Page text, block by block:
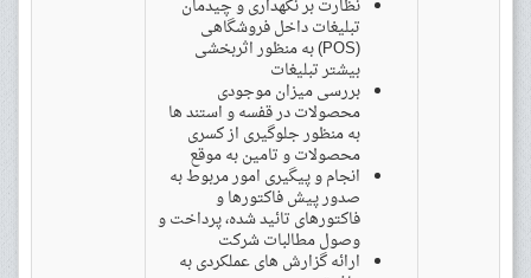
نظارت بر نگهداری و چیدمان
تبلیغات داخل فروشگاهی
(POS) به منظور اثربخشی
بیشتر تبلیغات
بررسی میزان موجودی
محصولات در قفسه و استند ها
به منظور جلوگیری از کسری
محصولات و تامین به موقع
انجام و پیگیری امور مربوط به
صدور پیش فاکتورها و
فاکتورهای تائید شده، پرداخت و
وصول مطالبات شرکت
ارائه گزارش های عملکردی به